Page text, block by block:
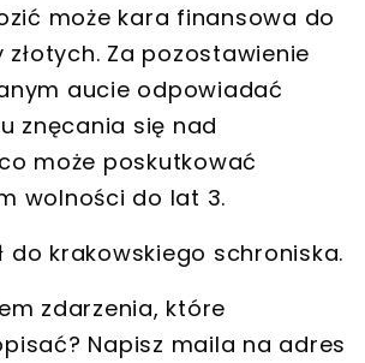
może kara finansowa do
. Za pozostawienie
aucie odpowiadać
znęcania się nad
może poskutkować
wolności do lat 3.
do krakowskiego schroniska.
zdarzenia, które
Napisz maila na adres